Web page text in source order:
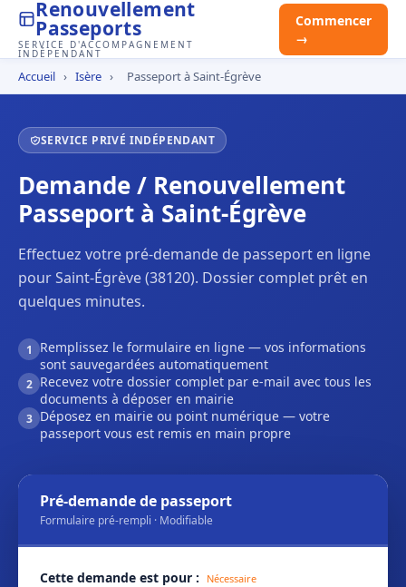
Renouvellement
Passeports
SERVICE D'ACCOMPAGNEMENT
INDÉPENDANT
Commencer
→
Accueil › Isère › Passeport à Saint-Égrève
SERVICE PRIVÉ INDÉPENDANT
Demande / Renouvellement
Passeport à Saint-Égrève
Effectuez votre pré-demande de passeport en ligne
pour Saint-Égrève (38120). Dossier complet prêt en
quelques minutes.
1
Remplissez le formulaire en ligne — vos informations
sont sauvegardées automatiquement
2 Recevez votre dossier complet par e-mail avec tous les
documents à déposer en mairie
3 Déposez en mairie ou point numérique — votre
passeport vous est remis en main propre
Pré-demande de passeport
Formulaire pré-rempli · Modifiable
Cette demande est pour : Nécessaire